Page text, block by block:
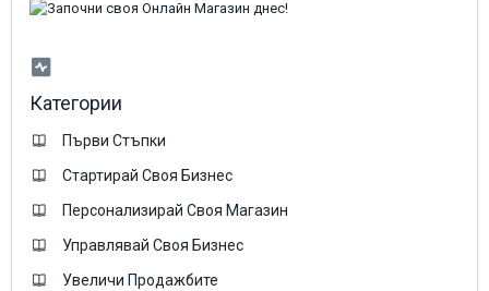
Категории
Първи Стъпки
Стартирай Своя Бизнес
Персонализирай Своя Магазин
Управлявай Своя Бизнес
Увеличи Продажбите